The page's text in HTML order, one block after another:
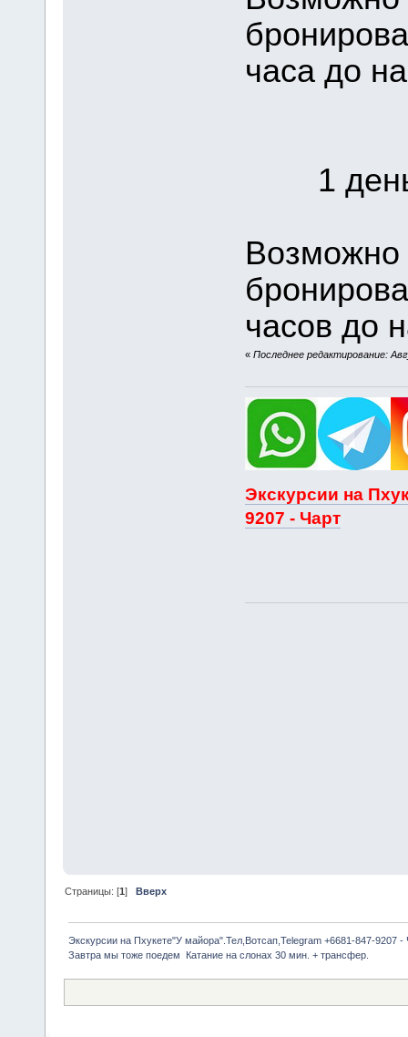
часа до
1 день
Возможно
часов до
« Последнее редактирование:
Экскурсии на
9207 - Чарт
Страницы: [1]Вверх
Экскурсии на Пхукете"У майора".Тел,Вотсап,Telegram +6681-847-9207 -
Завтра мы тоже поедем  Катание на слонах 30 мин. + трансфер.